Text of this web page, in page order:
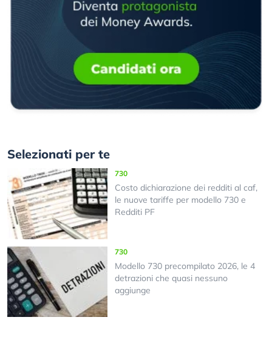
Selezionati per te
730
Costo dichiarazione dei redditi al caf,
le nuove tariffe per modello 730 e
Redditi PF
730
Modello 730 precompilato 2026, le 4
detrazioni che quasi nessuno
aggiunge